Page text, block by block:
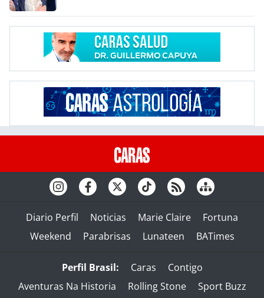
Diario Perfil Noticias Marie Claire
Fortuna
Weekend
Parabrisas Lunateen BATimes
Perfil Brasil: Caras
Contigo
Aventuras Na Historia
Rolling Stone Sport Buzz